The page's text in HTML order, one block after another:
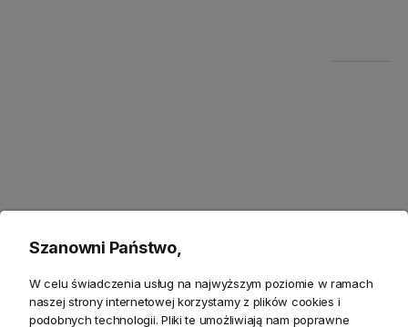
Stylowa konsola do Twojego wnętrza
Konsola Avolato wyjątkowy mebel z kategoriieleganckich
konsol, który doskonale odnajdzie się w Twoim
Szanowni Państwo,
W celu świadczenia usług na najwyższym poziomie w ramach
naszej strony internetowej korzystamy z plików cookies i
podobnych technologii. Pliki te umożliwiają nam poprawne